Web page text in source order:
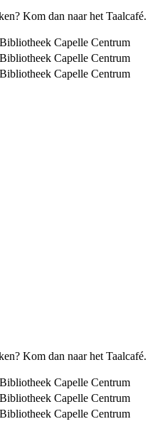
Kom dan naar het Taalcafé.
Bibliotheek Capelle Centrum
Bibliotheek Capelle Centrum
Bibliotheek Capelle Centrum
Kom dan naar het Taalcafé.
Bibliotheek Capelle Centrum
Bibliotheek Capelle Centrum
Bibliotheek Capelle Centrum